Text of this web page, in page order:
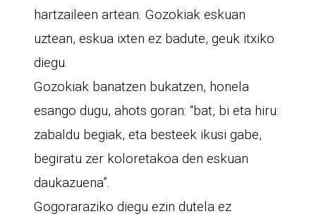
hartzaileen artean. Gozokiak eskuan
uztean, eskua ixten ez badute, geuk itxiko
diegu.
Gozokiak banatzen bukatzen, honela
esango dugu, ahots goran: “bat, bi eta hiru:
zabaldu begiak, eta besteek ikusi gabe,
begiratu zer koloretakoa den eskuan
daukazuena”.
Gogoraraziko diegu ezin dutela ez